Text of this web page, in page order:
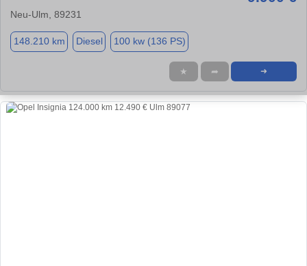
Neu-Ulm, 89231
148.210 km Diesel 100 kw (136 PS)
★ ➦ ➜